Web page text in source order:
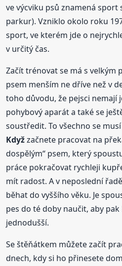
ve výcviku psů znamená sport
parkur). Vzniklo okolo roku
sport, ve kterém jde o
v určitý čas.
Začít trénovat se má s velkým
psem menším ne dříve než v
toho důvodu, že pejsci nemají
pohybový aparát a také se
soustředit. To všechno se
Kdyžzačnete pracovat na
dospělým“ psem, který
práce pokračovat rychleji
mít radost. A v neposlední
běhat do vyššího věku. Je
pes do té doby naučit, aby
jednodušší.
Se štěňátkem můžete začít
dnech, kdy si ho přinesete